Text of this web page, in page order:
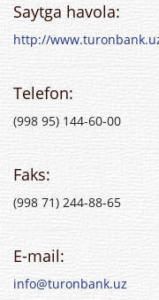
Saytga havola:
http://
Telefon:
(998 95) 144-60-00
Faks:
(998 71) 244-88-65
E-mail:
info@turonbank.uz